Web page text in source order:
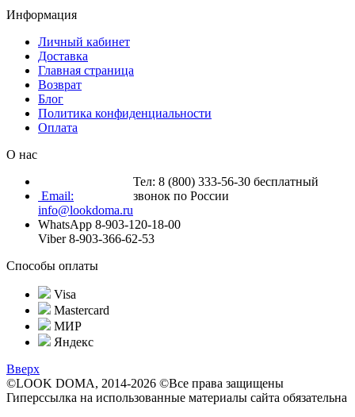
Информация
Личный кабинет
Доставка
Главная страница
Возврат
Блог
Политика конфиденциальности
Оплата
О нас
Тел: 8 (800) 333-56-30 бесплатный
звонок по России
Email:
info@lookdoma.ru
WhatsApp 8-903-120-18-00
Viber 8-903-366-62-53
Способы оплаты
Visa
Mastercard
МИР
Яндекс
Вверх
©LOOK DOMA, 2014-2026 ©Все права защищены
Гиперссылка на использованные материалы сайта обязательна